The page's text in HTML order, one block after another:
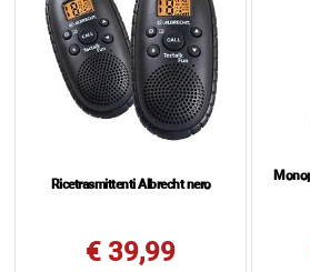
Ricetrasmittenti Albrecht nero
€ 39,99